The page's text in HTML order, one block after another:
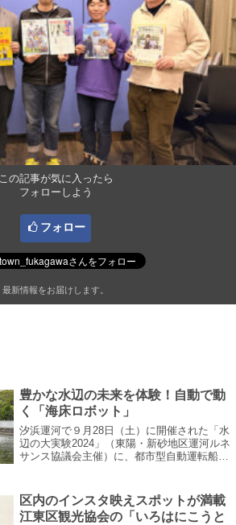
この記事が気に入ったら
フォローしよう
フォロー
最新情報をお届けします。
豊かな水辺の未来を体験！自動で動
く「海床ロボット」
汐浜運河で９月28日（土）に開催された「水
辺の大実験2024」（東陽・新砂地区運河ルネ
サンス協議会主催）に、都市型自動運転船
区内のインスタ映えスポットが満載
江東区観光協会の「いろはにこうと